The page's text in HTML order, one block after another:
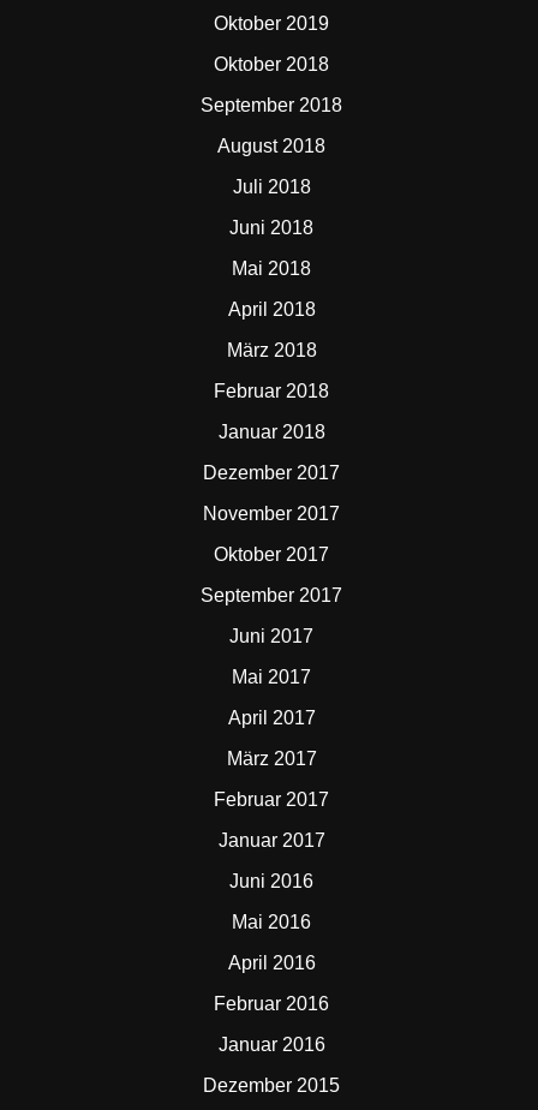
Oktober 2019
Oktober 2018
September 2018
August 2018
Juli 2018
Juni 2018
Mai 2018
April 2018
März 2018
Februar 2018
Januar 2018
Dezember 2017
November 2017
Oktober 2017
September 2017
Juni 2017
Mai 2017
April 2017
März 2017
Februar 2017
Januar 2017
Juni 2016
Mai 2016
April 2016
Februar 2016
Januar 2016
Dezember 2015